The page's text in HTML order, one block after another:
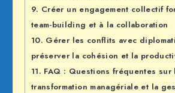
9. Créer un engagement collectif
team-building et à la collaboration
10. Gérer les conflits avec
préserver la cohésion et la
11. FAQ : Questions fréquentes sur
transformation managériale et la